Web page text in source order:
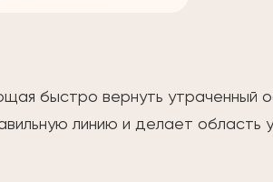
быстро вернуть утраченный
линию и делает область